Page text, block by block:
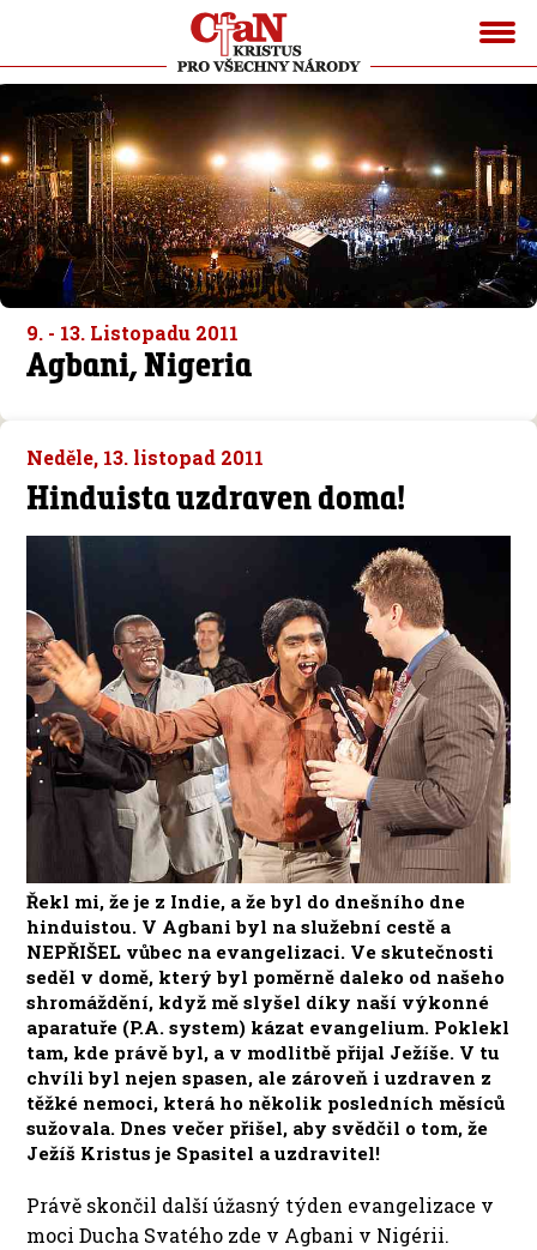
9. - 13. Listopadu 2011
Agbani, Nigeria
Neděle, 13. listopad 2011
Hinduista uzdraven doma!
Řekl mi, že je z Indie, a že byl do dnešního dne
hinduistou. V Agbani byl na služební cestě a
NEPŘIŠEL vůbec na evangelizaci. Ve skutečnosti
seděl v domě, který byl poměrně daleko od našeho
shromáždění, když mě slyšel díky naší výkonné
aparatuře (P.A. system) kázat evangelium. Poklekl
tam, kde právě byl, a v modlitbě přijal Ježíše. V tu
chvíli byl nejen spasen, ale zároveň i uzdraven z
těžké nemoci, která ho několik posledních měsíců
sužovala. Dnes večer přišel, aby svědčil o tom, že
Ježíš Kristus je Spasitel a uzdravitel!
Právě skončil další úžasný týden evangelizace v
moci Ducha Svatého zde v Agbani v Nigérii.